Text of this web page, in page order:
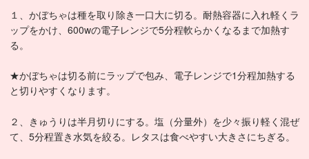
１、かぼちゃは種を取り除き一口大に切る。耐熱容器に入れ軽くラ
ップをかけ、600wの電子レンジで5分程軟らかくなるまで加熱す
る。
★かぼちゃは切る前にラップで包み、電子レンジで1分程加熱する
と切りやすくなります。
２、きゅうりは半月切りにする。塩（分量外）を少々振り軽く混ぜ
て、5分程置き水気を絞る。レタスは食べやすい大きさにちぎる。